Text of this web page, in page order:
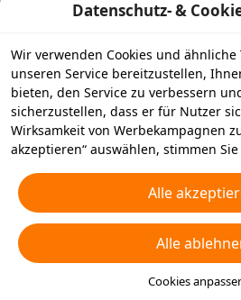
Datenschutz- &
Wir verwenden Cookies und ähnliche
unseren Service bereitzustellen,
bieten, den Service zu verbessern
sicherzustellen, dass er für Nutzer
Wirksamkeit von Werbekampagnen
akzeptieren“ auswählen, stimmen
ähnliche Technologien für
speichern. Alternativ können Sie
nicht notwendige Cookies ablehnen
Arten von Cookies Sie akzeptieren
indem Sie unten oder jederzeit in
Datenschutzeinstellungen auf
Alle
Alle
Cookies